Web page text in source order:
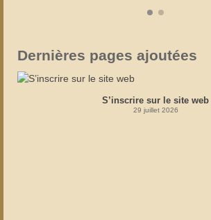
Dernières pages ajoutées
S’inscrire sur le site web
29 juillet 2026